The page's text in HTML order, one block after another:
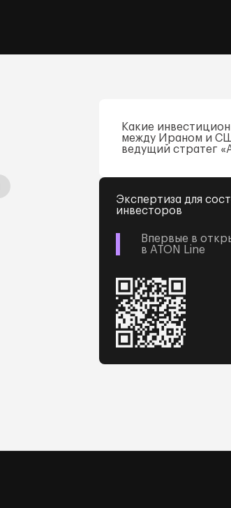
Какие
между Ираном и
ведущий стратег
Экспертиза для
инвесторов
Впервые в
в ATON Line